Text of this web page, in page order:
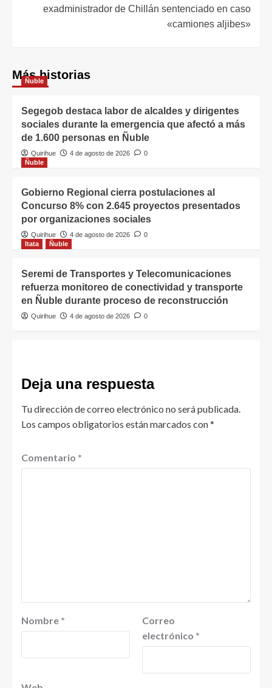
exadministrador de Chillán sentenciado en caso
«camiones aljibes»
Más historias
Ñuble
Segegob destaca labor de alcaldes y dirigentes
sociales durante la emergencia que afectó a más
de 1.600 personas en Ñuble
Quirihue 4 de agosto de 2026
0
Ñuble
Gobierno Regional cierra postulaciones al
Concurso 8% con 2.645 proyectos presentados
por organizaciones sociales
Quirihue 4 de agosto de 2026
0
Itata
Ñuble
Seremi de Transportes y Telecomunicaciones
refuerza monitoreo de conectividad y transporte
en Ñuble durante proceso de reconstrucción
Quirihue 4 de agosto de 2026 0
Deja una respuesta
Tu dirección de correo electrónico no será publicada.
Los campos obligatorios están marcados con*
Comentario *
Nombre *
Correo
electrónico *